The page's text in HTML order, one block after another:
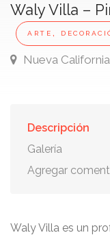
Waly Villa –
ARTE ,
Nueva
Descripción
Galería
Agregar
Waly Villa es un